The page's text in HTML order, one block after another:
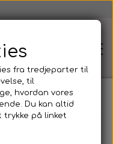
af indhold og tema)
fra tredjeparter til
til
hvordan vores
Du kan altid
trykke på linket